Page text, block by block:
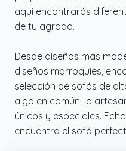
aquí encontrarás
de tu agrado.
Desde diseños más
diseños marroquíes,
selección de sofás de
algo en común: la
únicos y especiales.
encuentra el sofá